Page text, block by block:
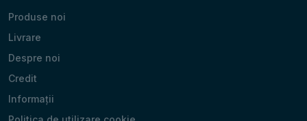
Produse noi
Livrare
Despre noi
Credit
Informații